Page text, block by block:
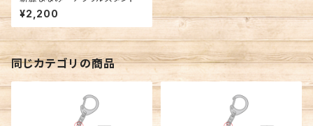
¥2,200
同じカテゴリの商品